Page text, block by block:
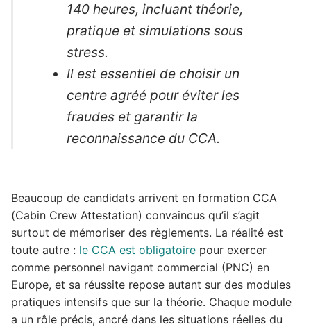
140 heures, incluant théorie,
pratique et simulations sous
stress.
Il est essentiel de choisir un
centre agréé pour éviter les
fraudes et garantir la
reconnaissance du CCA.
Beaucoup de candidats arrivent en formation CCA
(Cabin Crew Attestation) convaincus qu’il s’agit
surtout de mémoriser des règlements. La réalité est
toute autre : le CCA est obligatoire pour exercer
comme personnel navigant commercial (PNC) en
Europe, et sa réussite repose autant sur des modules
pratiques intensifs que sur la théorie. Chaque module
a un rôle précis, ancré dans les situations réelles du